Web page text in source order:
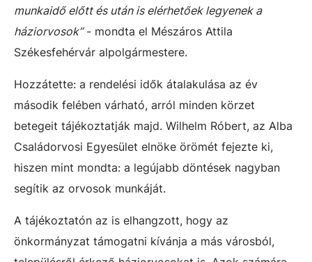
munkaidő előtt és után is elérhetőek legyenek a
háziorvosok”- mondta el Mészáros Attila
Székesfehérvár alpolgármestere.
Hozzátette: a rendelési idők átalakulása az év
második felében várható, arról minden körzet
betegeit tájékoztatják majd. Wilhelm Róbert, az Alba
Családorvosi Egyesület elnöke örömét fejezte ki,
hiszen mint mondta: a legújabb döntések nagyban
segítik az orvosok munkáját.
A tájékoztatón az is elhangzott, hogy az
önkormányzat támogatni kívánja a más városból,